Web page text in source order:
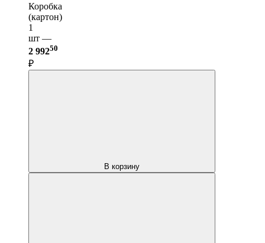
Коробка
(картон)
1
шт —
2 99250
₽
В корзину